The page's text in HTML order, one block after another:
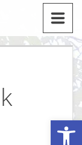
Werkzeugleiste öffnen